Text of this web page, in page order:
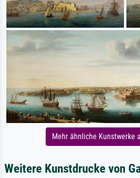
Mehr ähnliche Kunstwerke
Weitere Kunstdrucke von